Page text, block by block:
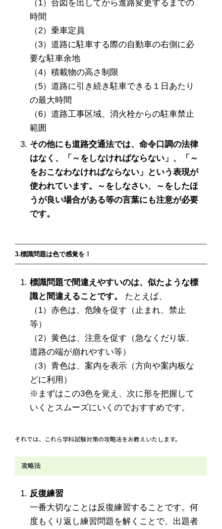
（1）合図を出してから進路変更するまでの
時間
（2）乗車定員
（3）道路に駐車する際の自動車の右側に必
要な駐車余地
（4）積載物の高さ制限
（5）道路に引き続き駐車できる１日あたり
の最大時間
（6）道路工事区域、消火栓からの駐車禁止
範囲
その他にも道路交通法では、命令口調の法律
はなく、「～をしなければならない」、「～
をおこなわなければならない」という表現が
使われています。～をしなさい、～をしたほ
うが良い場合がある等の言葉にも注意が必要
です。
3.標識問題は色で感覚を！
標識問題で間違えやすいのは、似たような標
識と間違えることです。
たとえば、
（1）赤色は、危険を促す（止まれ、禁止
等）
（2）黄色は、注意を促す（急なくだり坂、
道路の端が崩れやすい等）
（3）青色は、案内を表示（方向や案内板な
どに利用）
※まずはこの3色を覚え、次に形を把握して
いくとスムーズにいくのでおすすめです。
それでは、これら学科試験対策の攻略法をお教えいたします。
攻略法
反復練習
一番大切なことは反復練習することです。何
度もくり返し練習問題を解くことで、出題者